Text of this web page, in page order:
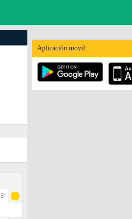
Aplicación movil: